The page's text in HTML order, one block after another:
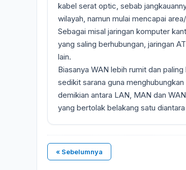
kabel serat optic, sebab
wilayah, namun mulai mencapai
Sebagai misal jaringan komputer
yang saling berhubungan, jaringan
lain.
Biasanya WAN lebih rumit dan
sedikit sarana guna
demikian antara LAN, MAN dan
yang bertolak belakang satu
« Sebelumnya